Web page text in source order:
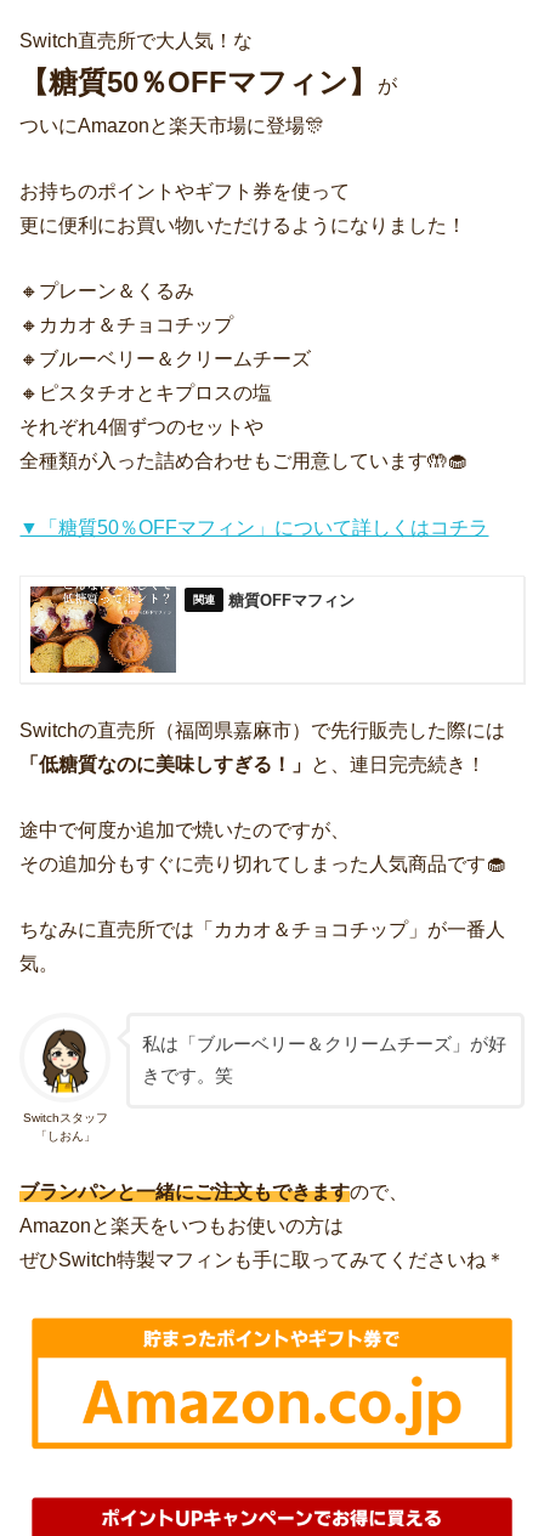
Switch直売所で大人気！な
【糖質50％OFFマフィン】
が
ついにAmazonと楽天市場に登場🎊
お持ちのポイントやギフト券を使って
更に便利にお買い物いただけるようになりました！
🔸プレーン＆くるみ
🔸カカオ＆チョコチップ
🔸ブルーベリー＆クリームチーズ
🔸ピスタチオとキプロスの塩
それぞれ4個ずつのセットや
全種類が入った詰め合わせもご用意しています🤲🧁
▼「糖質50％OFFマフィン」について詳しくはコチラ
糖質OFFマフィン
Switchの直売所（福岡県嘉麻市）で先行販売した際には
「低糖質なのに美味しすぎる！」 と、連日完売続き！
途中で何度か追加で焼いたのですが、
その追加分もすぐに売り切れてしまった人気商品です🧁
ちなみに直売所では「カカオ＆チョコチップ」が一番人
気。
Switchスタッフ
「しおん」
私は「ブルーベリー＆クリームチーズ」が好
きです。笑
ブランパンと一緒にご注文もできますので、
Amazonと楽天をいつもお使いの方は
ぜひSwitch特製マフィンも手に取ってみてくださいね＊